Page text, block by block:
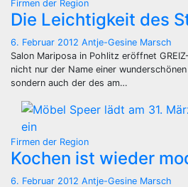
Firmen der Region
Die Leichtigkeit des
6. Februar 2012 Antje-Gesine Marsch
Salon Mariposa in Pohlitz eröffnet
nicht nur der Name einer
sondern auch der des am…
Firmen der Region
Kochen ist wieder
6. Februar 2012 Antje-Gesine Marsch